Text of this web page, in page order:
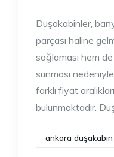
Duşakabinler,
parçası haline
sağlaması hem
sunması
farklı fiyat
bulunmaktadır.
ankara duşakabin